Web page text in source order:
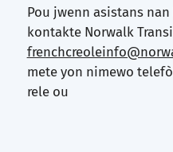
Pou jwenn asistans
kontakte Norwalk
mete yon nimewo
rele ou